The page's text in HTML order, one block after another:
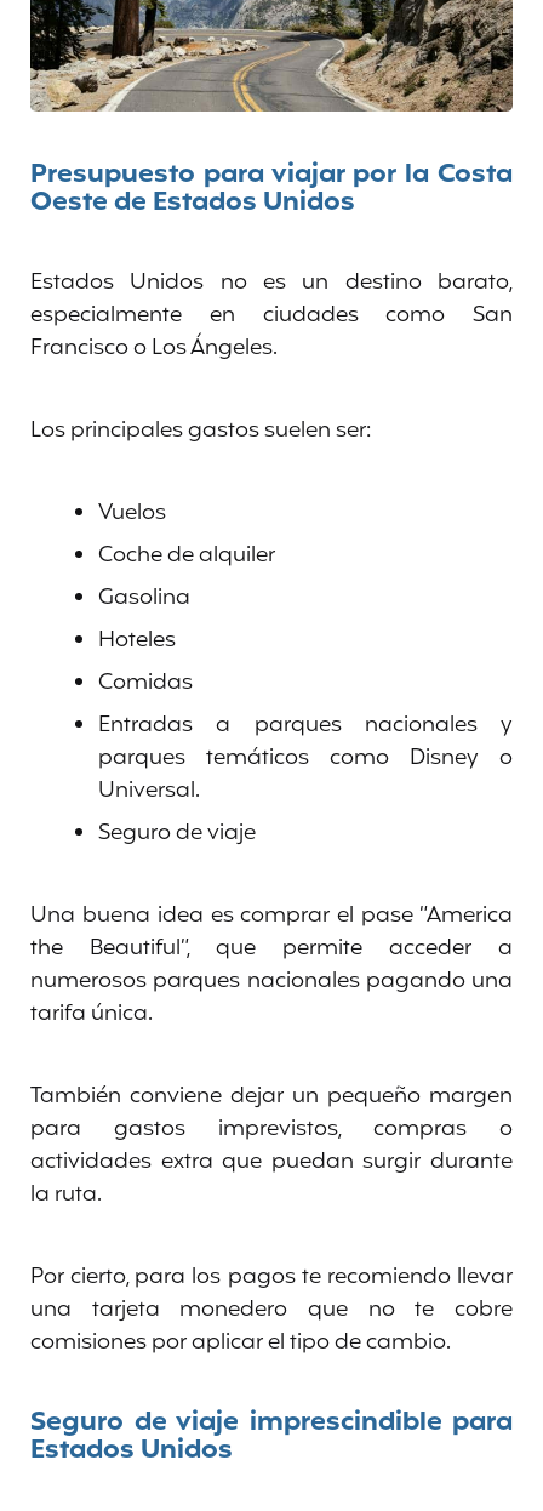
Presupuesto para viajar por la Costa
Oeste de Estados Unidos
Estados Unidos no es un destino barato,
especialmente en ciudades como San
Francisco o Los Ángeles.
Los principales gastos suelen ser:
Vuelos
Coche de alquiler
Gasolina
Hoteles
Comidas
Entradas a parques nacionales y
parques temáticos como Disney o
Universal.
Seguro de viaje
Una buena idea es comprar el pase “America
the Beautiful”, que permite acceder a
numerosos parques nacionales pagando una
tarifa única.
También conviene dejar un pequeño margen
para gastos imprevistos, compras o
actividades extra que puedan surgir durante
la ruta.
Por cierto, para los pagos te recomiendo llevar
una tarjeta monedero que no te cobre
comisiones por aplicar el tipo de cambio.
Seguro de viaje imprescindible para
Estados Unidos